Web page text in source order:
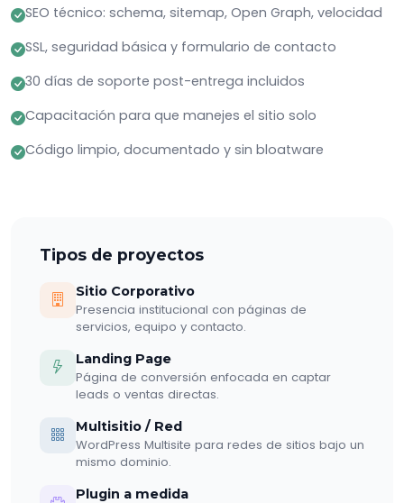
SEO técnico: schema, sitemap, Open Graph, velocidad
SSL, seguridad básica y formulario de contacto
30 días de soporte post-entrega incluidos
Capacitación para que manejes el sitio solo
Código limpio, documentado y sin bloatware
Tipos de proyectos
Sitio Corporativo
Presencia institucional con páginas de
servicios, equipo y contacto.
Landing Page
Página de conversión enfocada en captar
leads o ventas directas.
Multisitio / Red
WordPress Multisite para redes de sitios bajo un
mismo dominio.
Plugin a medida